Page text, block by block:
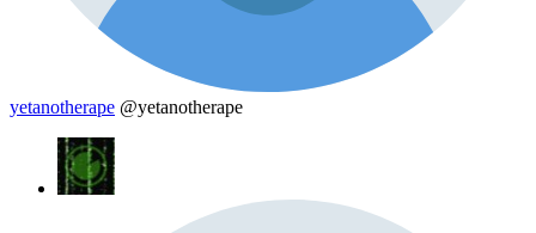
yetanotherape @yetanotherape